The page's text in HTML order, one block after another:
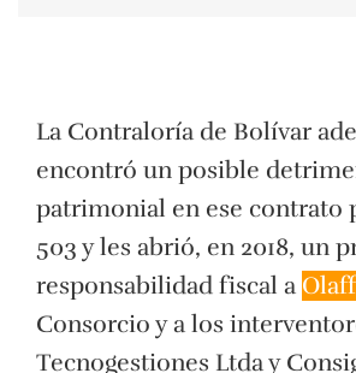
La Contraloría de Bolívar
encontró un posible
patrimonial en ese contrato
503 y les abrió, en 2018, un
responsabilidad fiscal a
Consorcio y a los
Tecnogestiones Ltda y